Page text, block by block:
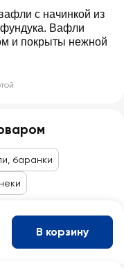
с начинкой из
фундука. Вафли
и покрыты нежной
баранки
В корзину